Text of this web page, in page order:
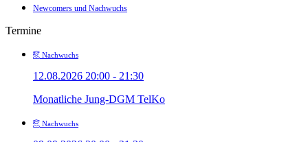
Newcomers und Nachwuchs
Termine
Nachwuchs
12.08.2026 20:00 - 21:30
Monatliche Jung-DGM TelKo
Nachwuchs